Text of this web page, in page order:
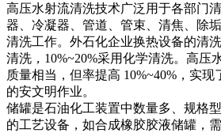
高压水射流清洗技术广泛用于各部门
器、冷凝器、管道、管束、清焦、除
清洗工作。外石化企业换热设备的清
清洗，10%~20%采用化学清洗。高压
质量相当，但率提高 10%~40%，实
的安文明作业。
储罐是石油化工装置中数量多、规格
的工艺设备，如合成橡胶胶液储罐，